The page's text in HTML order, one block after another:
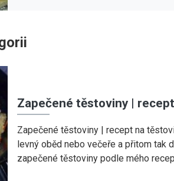
Zapečené těstoviny |
Zapečené těstoviny | recept na
levný oběd nebo večeře a přitom tak
zapečené těstoviny podle mého